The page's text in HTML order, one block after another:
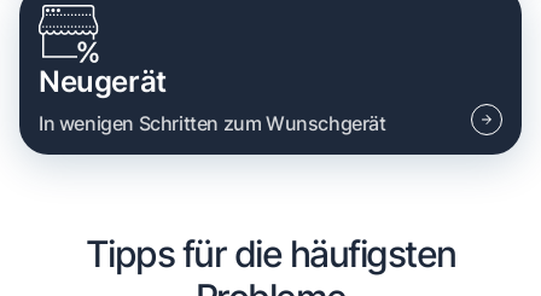
Neugerät
In wenigen Schritten zum Wunschgerät
Tipps für die häufigsten